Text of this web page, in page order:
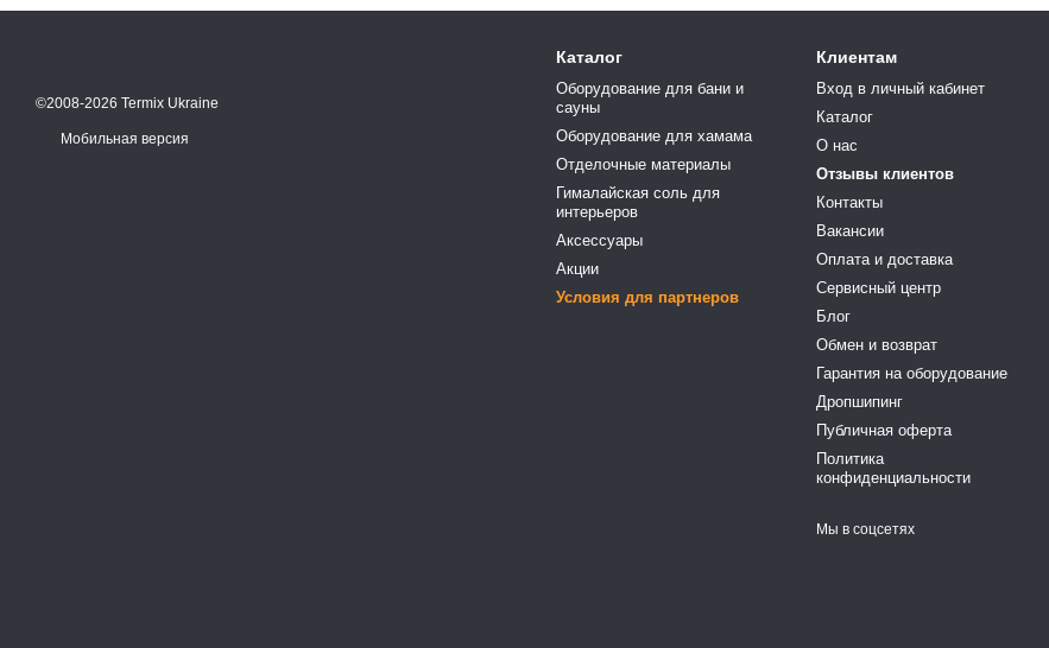
©2008-2026 Termix Ukraine
Мобильная версия
Каталог
Оборудование для бани и
сауны
Оборудование для хамама
Отделочные материалы
Гималайская соль для
интерьеров
Аксессуары
Акции
Условия для партнеров
Клиентам
Вход в личный кабинет
Каталог
О нас
Отзывы клиентов
Контакты
Вакансии
Оплата и доставка
Сервисный центр
Блог
Обмен и возврат
Гарантия на оборудование
Дропшипинг
Публичная оферта
Политика
конфиденциальности
Мы в соцсетях